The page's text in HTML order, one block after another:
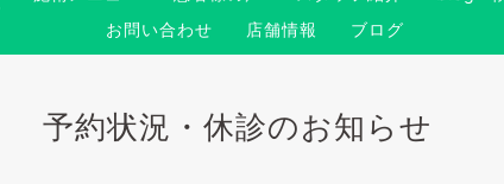
お問い合わせ
店舗情報 ブログ
予約状況・休診のお知らせ